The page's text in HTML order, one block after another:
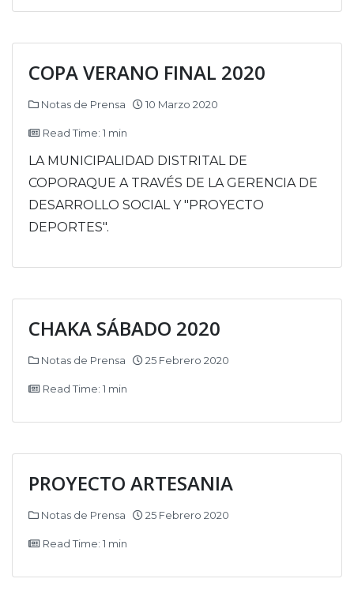
COPA VERANO FINAL 2020
Notas de Prensa 10 Marzo 2020
Read Time: 1 min
LA MUNICIPALIDAD DISTRITAL DE
COPORAQUE A TRAVÉS DE LA GERENCIA DE
DESARROLLO SOCIAL Y "PROYECTO
DEPORTES".
CHAKA SÁBADO 2020
Notas de Prensa 25 Febrero 2020
Read Time: 1 min
PROYECTO ARTESANIA
Notas de Prensa 25 Febrero 2020
Read Time: 1 min